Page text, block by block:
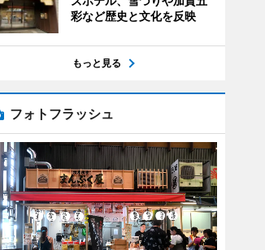
彩など歴史と文化を反映
もっと見る
フォトフラッシュ